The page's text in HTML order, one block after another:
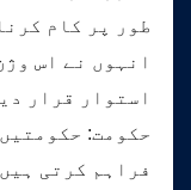
طور پر کام
انہوں نے اس
استوار قرار
حکومت:
فراہم کرتی